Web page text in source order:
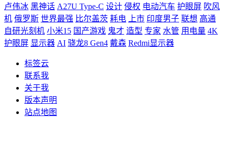
卢伟冰 黑神话 A27U Type-C 设计 侵权 电动汽车 护眼屏 吹风
机 俄罗斯 世界最强 比尔盖茨 耗电 上市 印度男子 联想 高通
自研光刻机 小米15 国产游戏 鬼才 造型 专家 水管 用电量 4K
护眼屏 显示器 AI 骁龙8 Gen4 戴森 Redmi显示器
标签云
联系我
关于我
版本声明
站点地图